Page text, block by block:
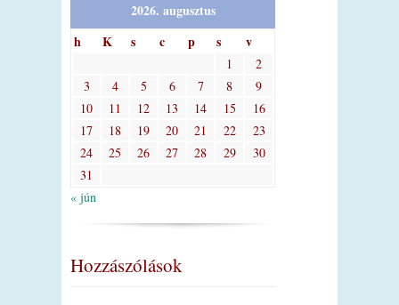
2026. augusztus
h
K s c p s v
1
2
3
4 5 6 7 8
9
10
11 12 13 14 15
16
17
18 19 20 21 22
23
24
25 26 27 28 29
30
31
« jún
Hozzászólások